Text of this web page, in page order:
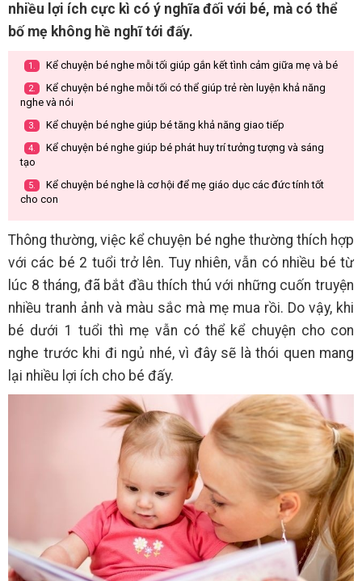
nhiều lợi ích cực kì có ý nghĩa đối với bé, mà có thể
bố mẹ không hề nghĩ tới đấy.
1. Kể chuyện bé nghe mỗi tối giúp gắn kết tình cảm giữa mẹ và bé
2.
Kể chuyện bé nghe mỗi tối có thể giúp trẻ rèn luyện khả năng
nghe và nói
3. Kể chuyện bé nghe giúp bé tăng khả năng giao tiếp
4.
Kể chuyện bé nghe giúp bé phát huy trí tưởng tượng và sáng
tạo
5.
Kể chuyện bé nghe là cơ hội để mẹ giáo dục các đức tính tốt
cho con
Thông thường, việc kể chuyện bé nghe thường thích hợp
với các bé 2 tuổi trở lên. Tuy nhiên, vẫn có nhiều bé từ
lúc 8 tháng, đã bắt đầu thích thú với những cuốn truyện
nhiều tranh ảnh và màu sắc mà mẹ mua rồi. Do vậy, khi
bé dưới 1 tuổi thì mẹ vẫn có thể kể chuyện cho con
nghe trước khi đi ngủ nhé, vì đây sẽ là thói quen mang
lại nhiều lợi ích cho bé đấy.